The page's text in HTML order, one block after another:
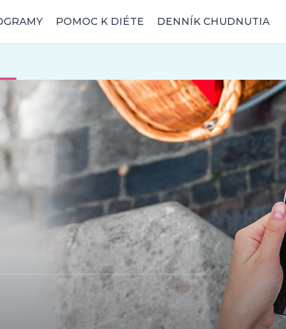
POMOC K DIÉTE DENNÍK CHUDNUTIA